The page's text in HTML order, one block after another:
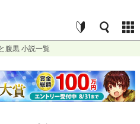
腹黒 小説一覧